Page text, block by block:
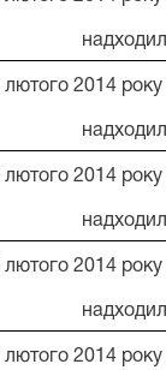
лютого 2014
лютого 2014
лютого 2014
лютого 2014